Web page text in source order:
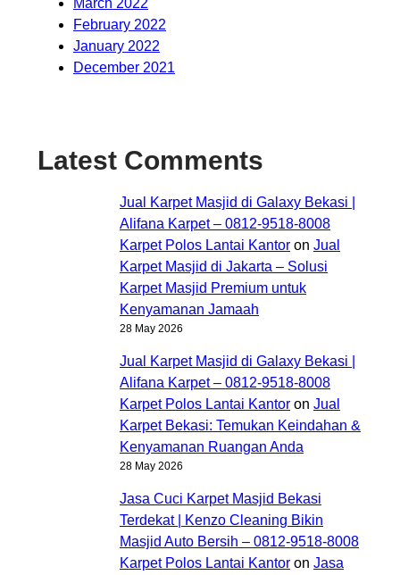
February 2022
January 2022
December 2021
Latest Comments
Jual Karpet Masjid di Galaxy Bekasi |
Alifana Karpet – 0812-9518-8008
Karpet Polos Lantai Kantor on Jual
Karpet Masjid di Jakarta – Solusi
Karpet Masjid Premium untuk
Kenyamanan Jamaah
28 May 2026
Jual Karpet Masjid di Galaxy Bekasi |
Alifana Karpet – 0812-9518-8008
Karpet Polos Lantai Kantor on Jual
Karpet Bekasi: Temukan Keindahan &
Kenyamanan Ruangan Anda
28 May 2026
Jasa Cuci Karpet Masjid Bekasi
Terdekat | Kenzo Cleaning Bikin
Masjid Auto Bersih – 0812-9518-8008
Karpet Polos Lantai Kantor on Jasa